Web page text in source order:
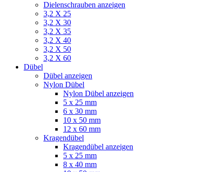
Dielenschrauben anzeigen
3,2 X 25
3,2 X 30
3,2 X 35
3,2 X 40
3,2 X 50
3,2 X 60
Dübel
Dübel anzeigen
Nylon Dübel
Nylon Dübel anzeigen
5 x 25 mm
6 x 30 mm
10 x 50 mm
12 x 60 mm
Kragendübel
Kragendübel anzeigen
5 x 25 mm
8 x 40 mm